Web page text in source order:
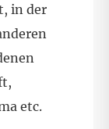
in der
etc.